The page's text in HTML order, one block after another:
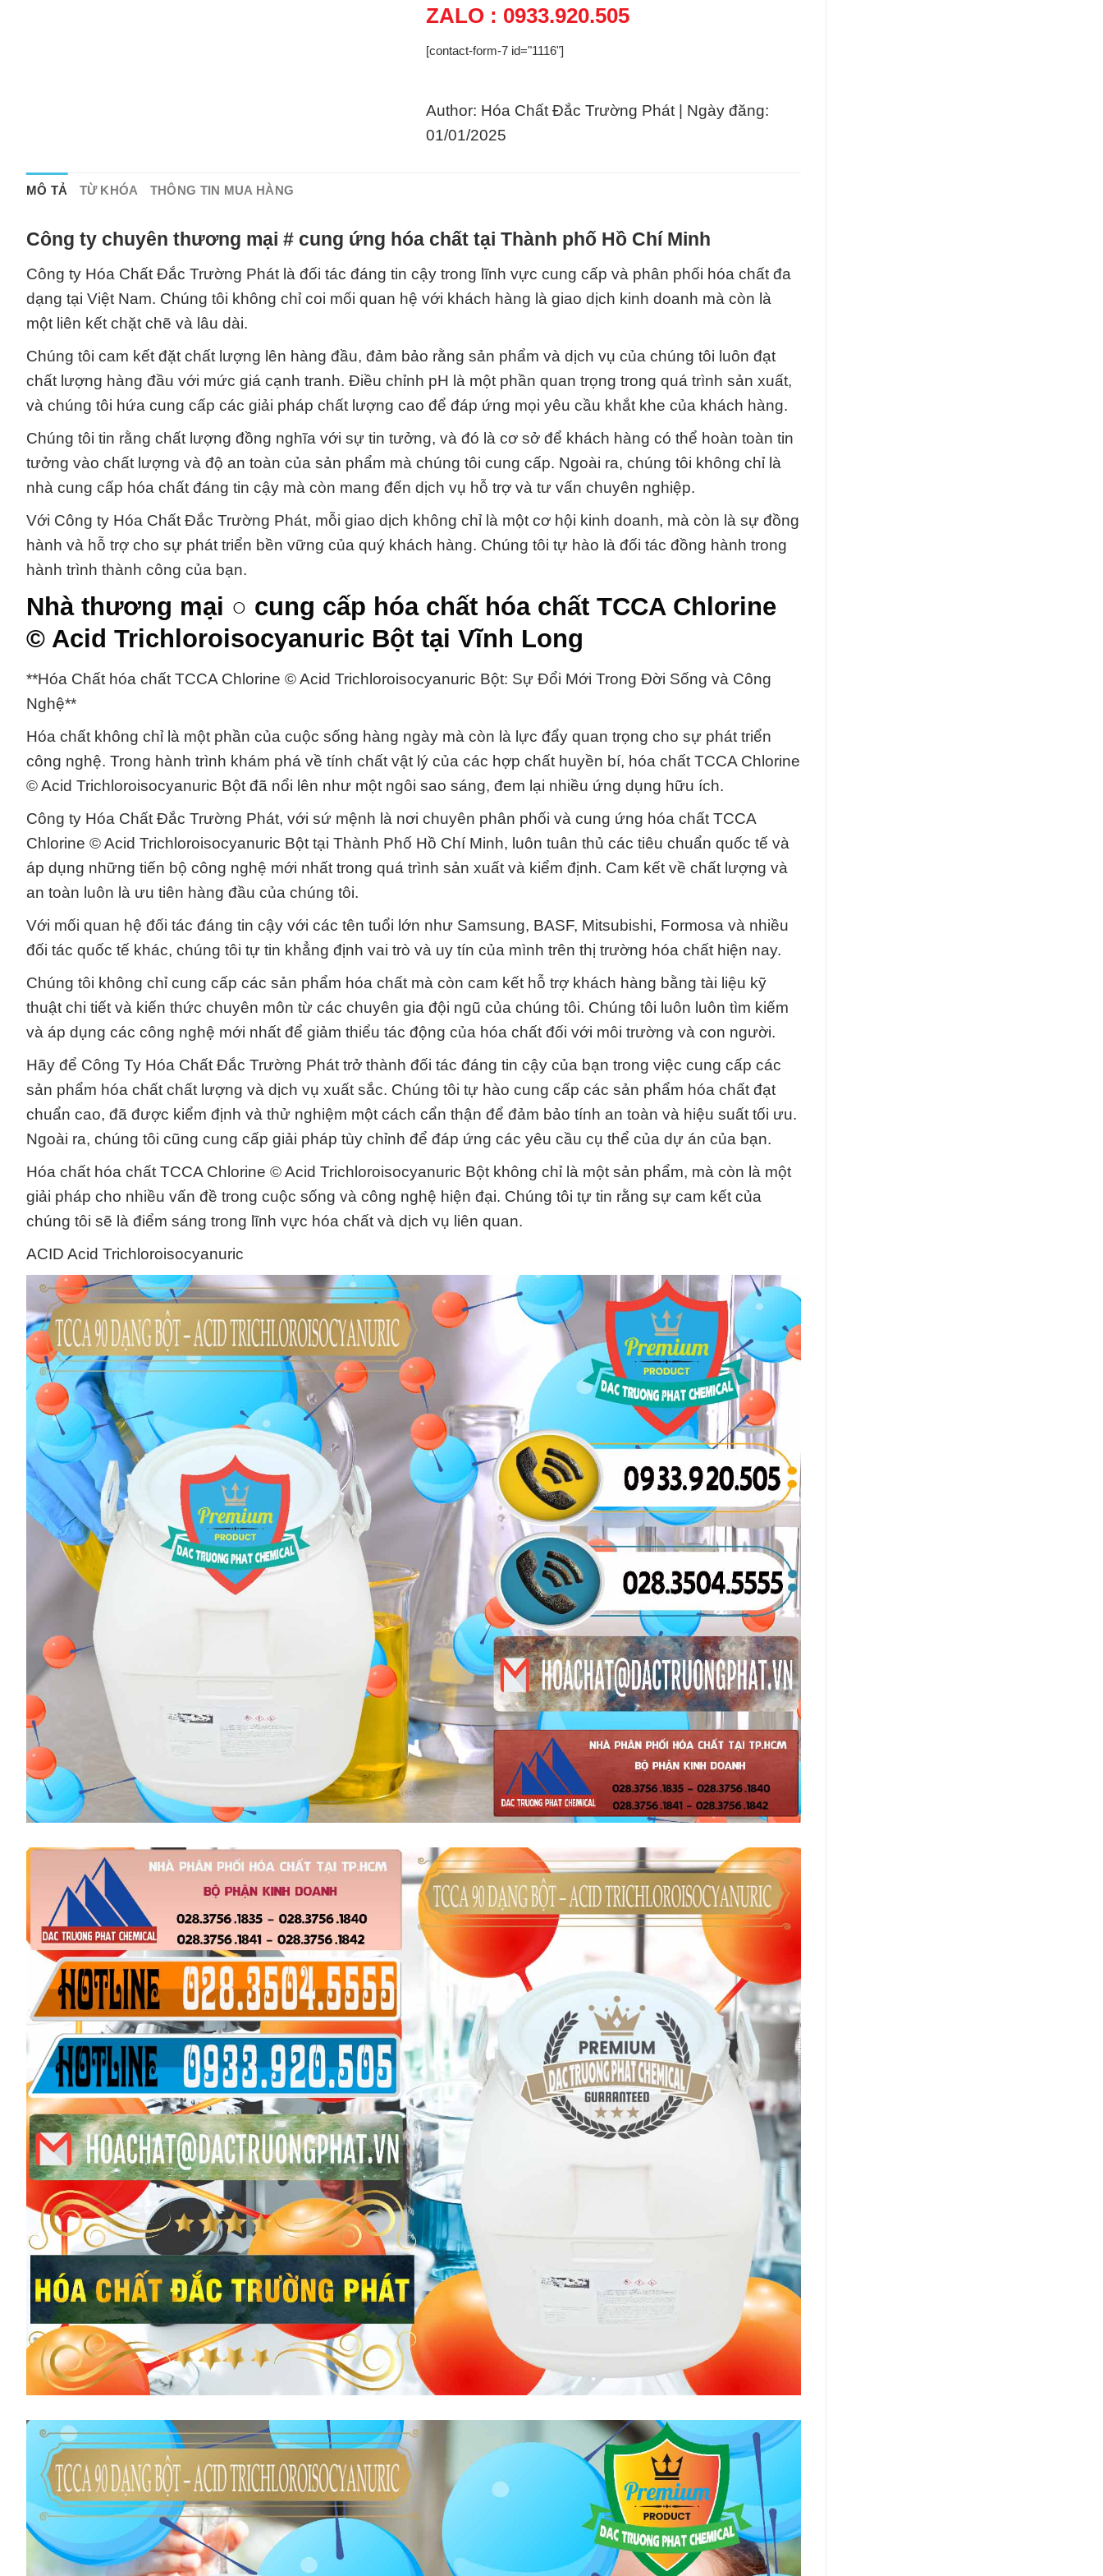
ZALO : 0933.920.505
[contact-form-7 id="1116"]
Author: Hóa Chất Đắc Trường Phát | Ngày đăng:
01/01/2025
MÔ TẢ TỪ KHÓA THÔNG TIN MUA HÀNG
Công ty chuyên thương mại # cung ứng hóa chất tại Thành phố Hồ Chí Minh
Công ty Hóa Chất Đắc Trường Phát là đối tác đáng tin cậy trong lĩnh vực cung cấp và phân phối hóa chất đa
dạng tại Việt Nam. Chúng tôi không chỉ coi mối quan hệ với khách hàng là giao dịch kinh doanh mà còn là
một liên kết chặt chẽ và lâu dài.
Chúng tôi cam kết đặt chất lượng lên hàng đầu, đảm bảo rằng sản phẩm và dịch vụ của chúng tôi luôn đạt
chất lượng hàng đầu với mức giá cạnh tranh. Điều chỉnh pH là một phần quan trọng trong quá trình sản xuất,
và chúng tôi hứa cung cấp các giải pháp chất lượng cao để đáp ứng mọi yêu cầu khắt khe của khách hàng.
Chúng tôi tin rằng chất lượng đồng nghĩa với sự tin tưởng, và đó là cơ sở để khách hàng có thể hoàn toàn tin
tưởng vào chất lượng và độ an toàn của sản phẩm mà chúng tôi cung cấp. Ngoài ra, chúng tôi không chỉ là
nhà cung cấp hóa chất đáng tin cậy mà còn mang đến dịch vụ hỗ trợ và tư vấn chuyên nghiệp.
Với Công ty Hóa Chất Đắc Trường Phát, mỗi giao dịch không chỉ là một cơ hội kinh doanh, mà còn là sự đồng
hành và hỗ trợ cho sự phát triển bền vững của quý khách hàng. Chúng tôi tự hào là đối tác đồng hành trong
hành trình thành công của bạn.
Nhà thương mại ○ cung cấp hóa chất hóa chất TCCA Chlorine
© Acid Trichloroisocyanuric Bột tại Vĩnh Long
**Hóa Chất hóa chất TCCA Chlorine © Acid Trichloroisocyanuric Bột: Sự Đổi Mới Trong Đời Sống và Công
Nghệ**
Hóa chất không chỉ là một phần của cuộc sống hàng ngày mà còn là lực đẩy quan trọng cho sự phát triển
công nghệ. Trong hành trình khám phá về tính chất vật lý của các hợp chất huyền bí, hóa chất TCCA Chlorine
© Acid Trichloroisocyanuric Bột đã nổi lên như một ngôi sao sáng, đem lại nhiều ứng dụng hữu ích.
Công ty Hóa Chất Đắc Trường Phát, với sứ mệnh là nơi chuyên phân phối và cung ứng hóa chất TCCA
Chlorine © Acid Trichloroisocyanuric Bột tại Thành Phố Hồ Chí Minh, luôn tuân thủ các tiêu chuẩn quốc tế và
áp dụng những tiến bộ công nghệ mới nhất trong quá trình sản xuất và kiểm định. Cam kết về chất lượng và
an toàn luôn là ưu tiên hàng đầu của chúng tôi.
Với mối quan hệ đối tác đáng tin cậy với các tên tuổi lớn như Samsung, BASF, Mitsubishi, Formosa và nhiều
đối tác quốc tế khác, chúng tôi tự tin khẳng định vai trò và uy tín của mình trên thị trường hóa chất hiện nay.
Chúng tôi không chỉ cung cấp các sản phẩm hóa chất mà còn cam kết hỗ trợ khách hàng bằng tài liệu kỹ
thuật chi tiết và kiến thức chuyên môn từ các chuyên gia đội ngũ của chúng tôi. Chúng tôi luôn luôn tìm kiếm
và áp dụng các công nghệ mới nhất để giảm thiểu tác động của hóa chất đối với môi trường và con người.
Hãy để Công Ty Hóa Chất Đắc Trường Phát trở thành đối tác đáng tin cậy của bạn trong việc cung cấp các
sản phẩm hóa chất chất lượng và dịch vụ xuất sắc. Chúng tôi tự hào cung cấp các sản phẩm hóa chất đạt
chuẩn cao, đã được kiểm định và thử nghiệm một cách cẩn thận để đảm bảo tính an toàn và hiệu suất tối ưu.
Ngoài ra, chúng tôi cũng cung cấp giải pháp tùy chỉnh để đáp ứng các yêu cầu cụ thể của dự án của bạn.
Hóa chất hóa chất TCCA Chlorine © Acid Trichloroisocyanuric Bột không chỉ là một sản phẩm, mà còn là một
giải pháp cho nhiều vấn đề trong cuộc sống và công nghệ hiện đại. Chúng tôi tự tin rằng sự cam kết của
chúng tôi sẽ là điểm sáng trong lĩnh vực hóa chất và dịch vụ liên quan.
ACID Acid Trichloroisocyanuric